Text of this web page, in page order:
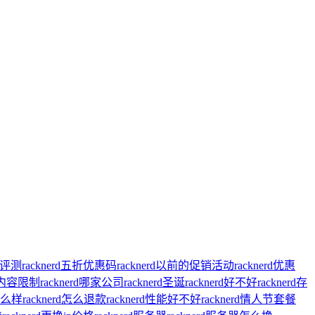
测racknerd五折优惠码racknerd以前的促销活动racknerd优惠
容限制 racknerd哪家公司racknerd圣诞racknerd好不好racknerd存
样racknerd怎么退款racknerd性能好不好racknerd情人节套餐